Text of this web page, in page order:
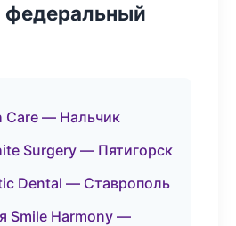
федеральный
Care — Нальчик
Surgery — Пятигорск
Dental — Ставрополь
Smile Harmony —